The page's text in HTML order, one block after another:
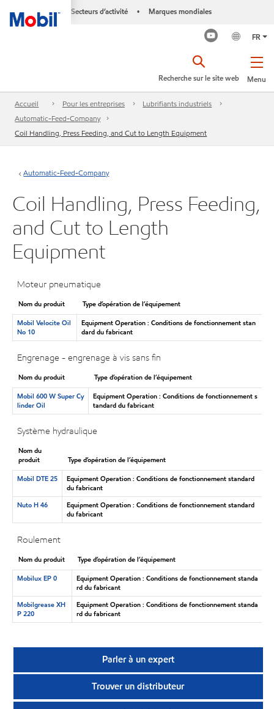
Secteurs d’activité • Marques mondiales
FR
Menu
Recherche sur le site web
Accueil Pour les entreprises
Lubrifiants industriels
Automatic-Feed-Company
Coil Handling, Press Feeding, and Cut to Length Equipment
Automatic-Feed-Company
Coil Handling, Press Feeding,
and Cut to Length
Equipment
Moteur pneumatique
Nom du produit
Type d’opération de l’équipement
Mobil Velocite Oil
No 10
Equipment Operation : Conditions de fonctionnement stan
dard du fabricant
Engrenage - engrenage à vis sans fin
Nom du produit
Type d’opération de l’équipement
Mobil 600 W Super Cy
linder Oil
Equipment Operation : Conditions de fonctionnement s
tandard du fabricant
Système hydraulique
Nom du
produit
Type d’opération de l’équipement
Mobil DTE 25
Equipment Operation : Conditions de fonctionnement standard
du fabricant
Nuto H 46
Equipment Operation : Conditions de fonctionnement standard
du fabricant
Roulement
Nom du produit
Type d’opération de l’équipement
Mobilux EP 0
Equipment Operation : Conditions de fonctionnement standa
rd du fabricant
Mobilgrease XH
P 220
Equipment Operation : Conditions de fonctionnement standa
rd du fabricant
Parler à un expert
Trouver un distributeur